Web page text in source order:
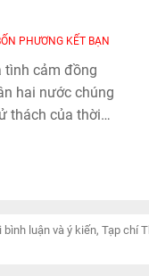
PHƯƠNG KẾT BẠN
tình cảm đồng
hai nước chúng
thách của thời
đất nước Việt
những năm
xây dựng hòa